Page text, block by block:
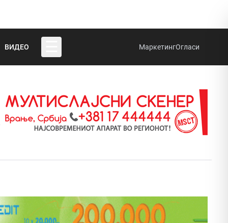
ВИДЕО МаркетингОгласи